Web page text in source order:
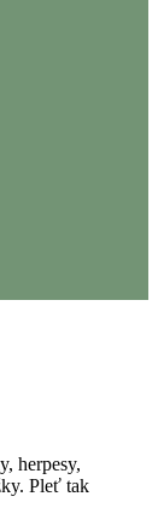
herpesy,
Pleť tak